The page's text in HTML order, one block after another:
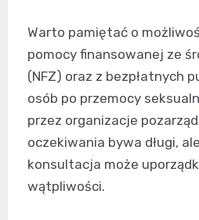
Warto pamiętać o
pomocy finansowanej ze
(NFZ) oraz z bezpłatnych
osób po przemocy
przez organizacje
oczekiwania bywa długi,
konsultacja może
wątpliwości.